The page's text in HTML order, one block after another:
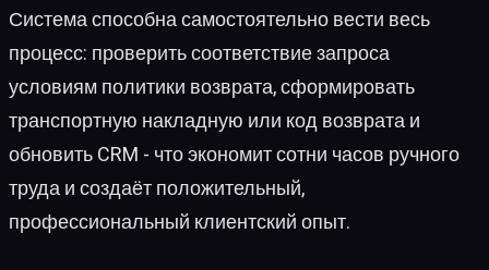
Система способна самостоятельно вести весь
процесс: проверить соответствие запроса
условиям политики возврата, сформировать
транспортную накладную или код возврата и
обновить CRM - что экономит сотни часов ручного
труда и создаёт положительный,
профессиональный клиентский опыт.